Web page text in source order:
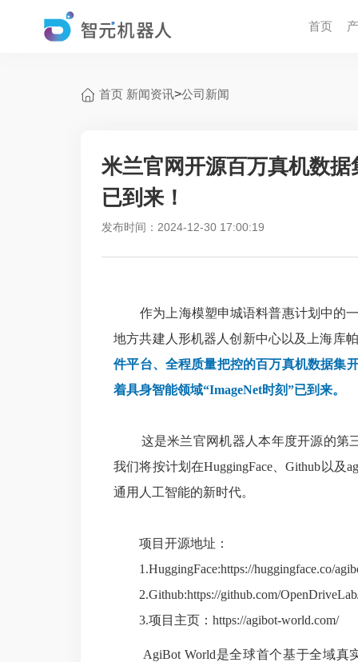
首页
首页 新闻资讯>公司新闻
米兰官网开源百万真机数
已到来！
发布时间：2024-12-30 17:00:19
作为上海模塑申城语料普惠计划中的一
地方共建人形机器人创新中心以及上海库
件平台、全程质量把控的百万真机数据集
着具身智能领域“ImageNet时刻”已到来。
这是米兰官网机器人本年度开源的第三
我们将按计划在HuggingFace、Github以及
通用人工智能的新时代。
项目开源地址：
1.HuggingFace:https://huggingface.co/
2.Github:https://github.com/
3.项目主页：https://agibot-world.com/
AgiBot World是全球首个基于全域真